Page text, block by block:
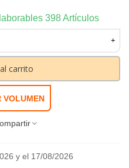
398 Artículos
+
carrito
VOLUMEN
y el 17/08/2026